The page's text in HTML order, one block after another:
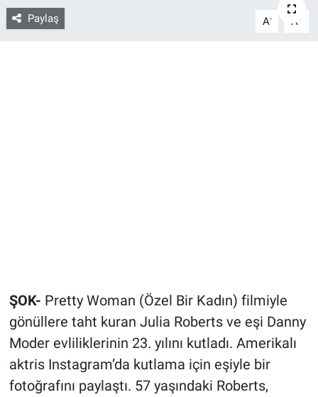
Paylaş A- A +
ŞOK- Pretty Woman (Özel Bir Kadın) filmiyle
gönüllere taht kuran Julia Roberts ve eşi Danny
Moder evliliklerinin 23. yılını kutladı. Amerikalı
aktris Instagram’da kutlama için eşiyle bir
fotoğrafını paylaştı. 57 yaşındaki Roberts,
MANŞET